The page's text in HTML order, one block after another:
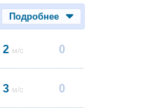
Подробнее
2 м/с 0
3 м/с 0